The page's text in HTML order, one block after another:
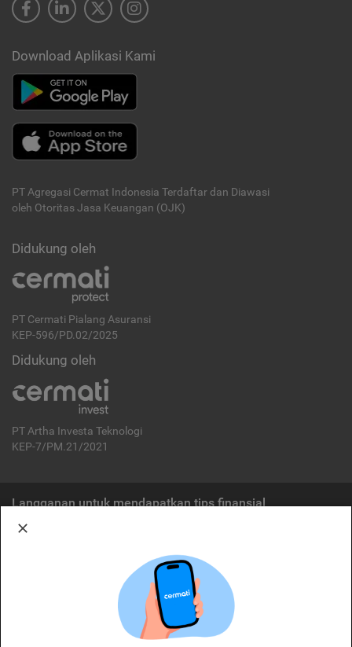
Download Aplikasi Kami
PT Agregasi Cermat Indonesia Terdaftar dan Diawasi
oleh Otoritas Jasa Keuangan (OJK)
Didukung oleh
PT Cermati Pialang Asuransi
KEP-596/PD.02/2025
Didukung oleh
PT Artha Investa Teknologi
KEP-7/PM.21/2021
Langganan untuk mendapatkan tips finansial
Cermati merupakan penyelenggara agregasi jasa keuangan yang terdaftar di
OJK. Oleh karena itu, produk dan/atau layanan jasa keuangan yang
ditawarkan bukan merupakan produk dan/atau layanan jasa keuangan yang
diterbitkan oleh Cermati dan Cermati tidak bertanggung jawab atas tuntutan